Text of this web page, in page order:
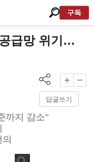
구독
급망 위기…
답글쓰기
까지 감소"